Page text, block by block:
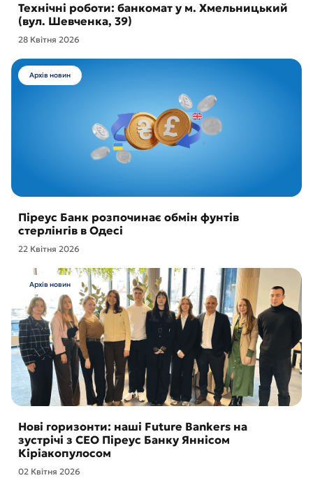
Технічні роботи: банкомат у м. Хмельницький
(вул. Шевченка, 39)
28 Квітня 2026
Архів новин
Піреус Банк розпочинає обмін фунтів
стерлінгів в Одесі
22 Квітня 2026
Архів новин
Нові горизонти: наші Future Bankers на
зустрічі з CEO Піреус Банку Яннісом
Кіріакопулосом
02 Квітня 2026